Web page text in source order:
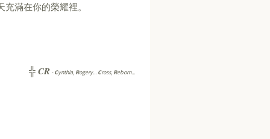
滿在你的榮耀裡。
╬ CR -Cynthia, Rogery... Cross, Reborn...